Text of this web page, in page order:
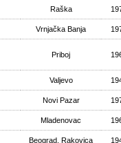
Raška
Vrnjačka Banja
Priboj
Valjevo
Novi Pazar
Mladenovac
Beograd, Rakovica